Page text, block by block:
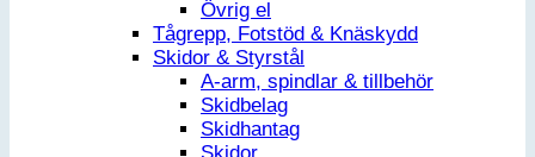
Övrig el
Tågrepp, Fotstöd & Knäskydd
Skidor & Styrstål
A-arm, spindlar & tillbehör
Skidbelag
Skidhantag